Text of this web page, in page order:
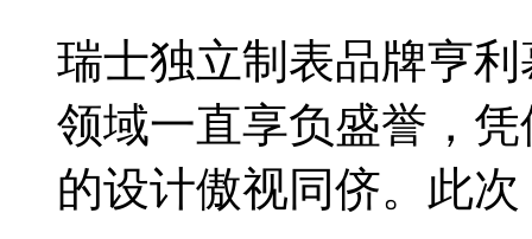
瑞士独立制表品牌亨
领域一直享负盛誉，
的设计傲视同侪。此次